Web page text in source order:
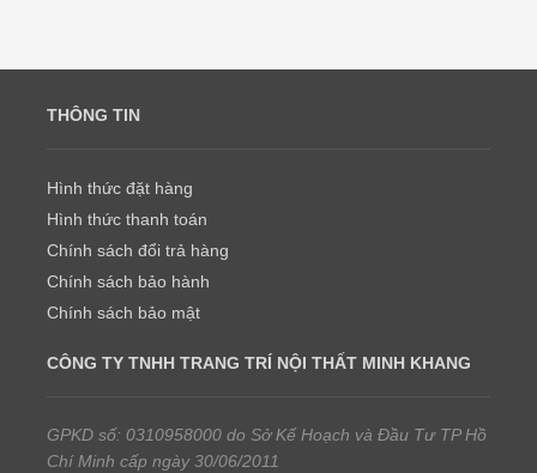
THÔNG TIN
Hình thức đặt hàng
Hình thức thanh toán
Chính sách đổi trả hàng
Chính sách bảo hành
Chính sách bảo mật
CÔNG TY TNHH TRANG TRÍ NỘI THẤT MINH KHANG
GPKD số: 0310958000 do Sở Kế Hoạch và Đầu Tư TP Hồ
Chí Minh cấp ngày 30/06/2011